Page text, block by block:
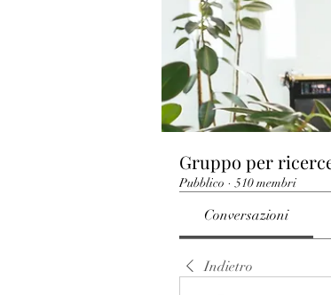
Gruppo per
Pubblico · 510 membri
Conversazioni
Indietro